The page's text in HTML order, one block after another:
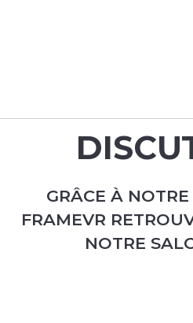
GRÂCE À
FRAMEVR
NOTRE